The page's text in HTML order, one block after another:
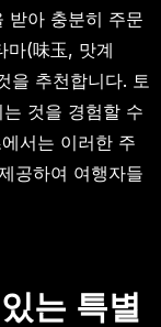
받아 충분히 주문
마(味玉, 맛계
을 추천합니다. 토
것을 경험할 수
서는 이러한 주
공하여 여행자들
는 특별